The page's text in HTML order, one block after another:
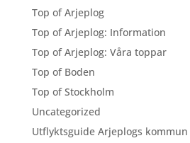
Top of Arjeplog
Top of Arjeplog: Information
Top of Arjeplog: Våra toppar
Top of Boden
Top of Stockholm
Uncategorized
Utflyktsguide Arjeplogs kommun